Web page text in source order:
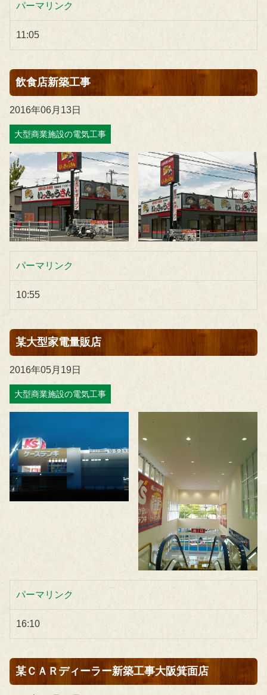
パーマリンク
11:05
飲食店新築工事
2016年06月13日
大型商業施設の電気工事
パーマリンク
10:55
某大型家電量販店
2016年05月19日
大型商業施設の電気工事
パーマリンク
16:10
某ＣＡＲディーラー新築工事大阪箕面店